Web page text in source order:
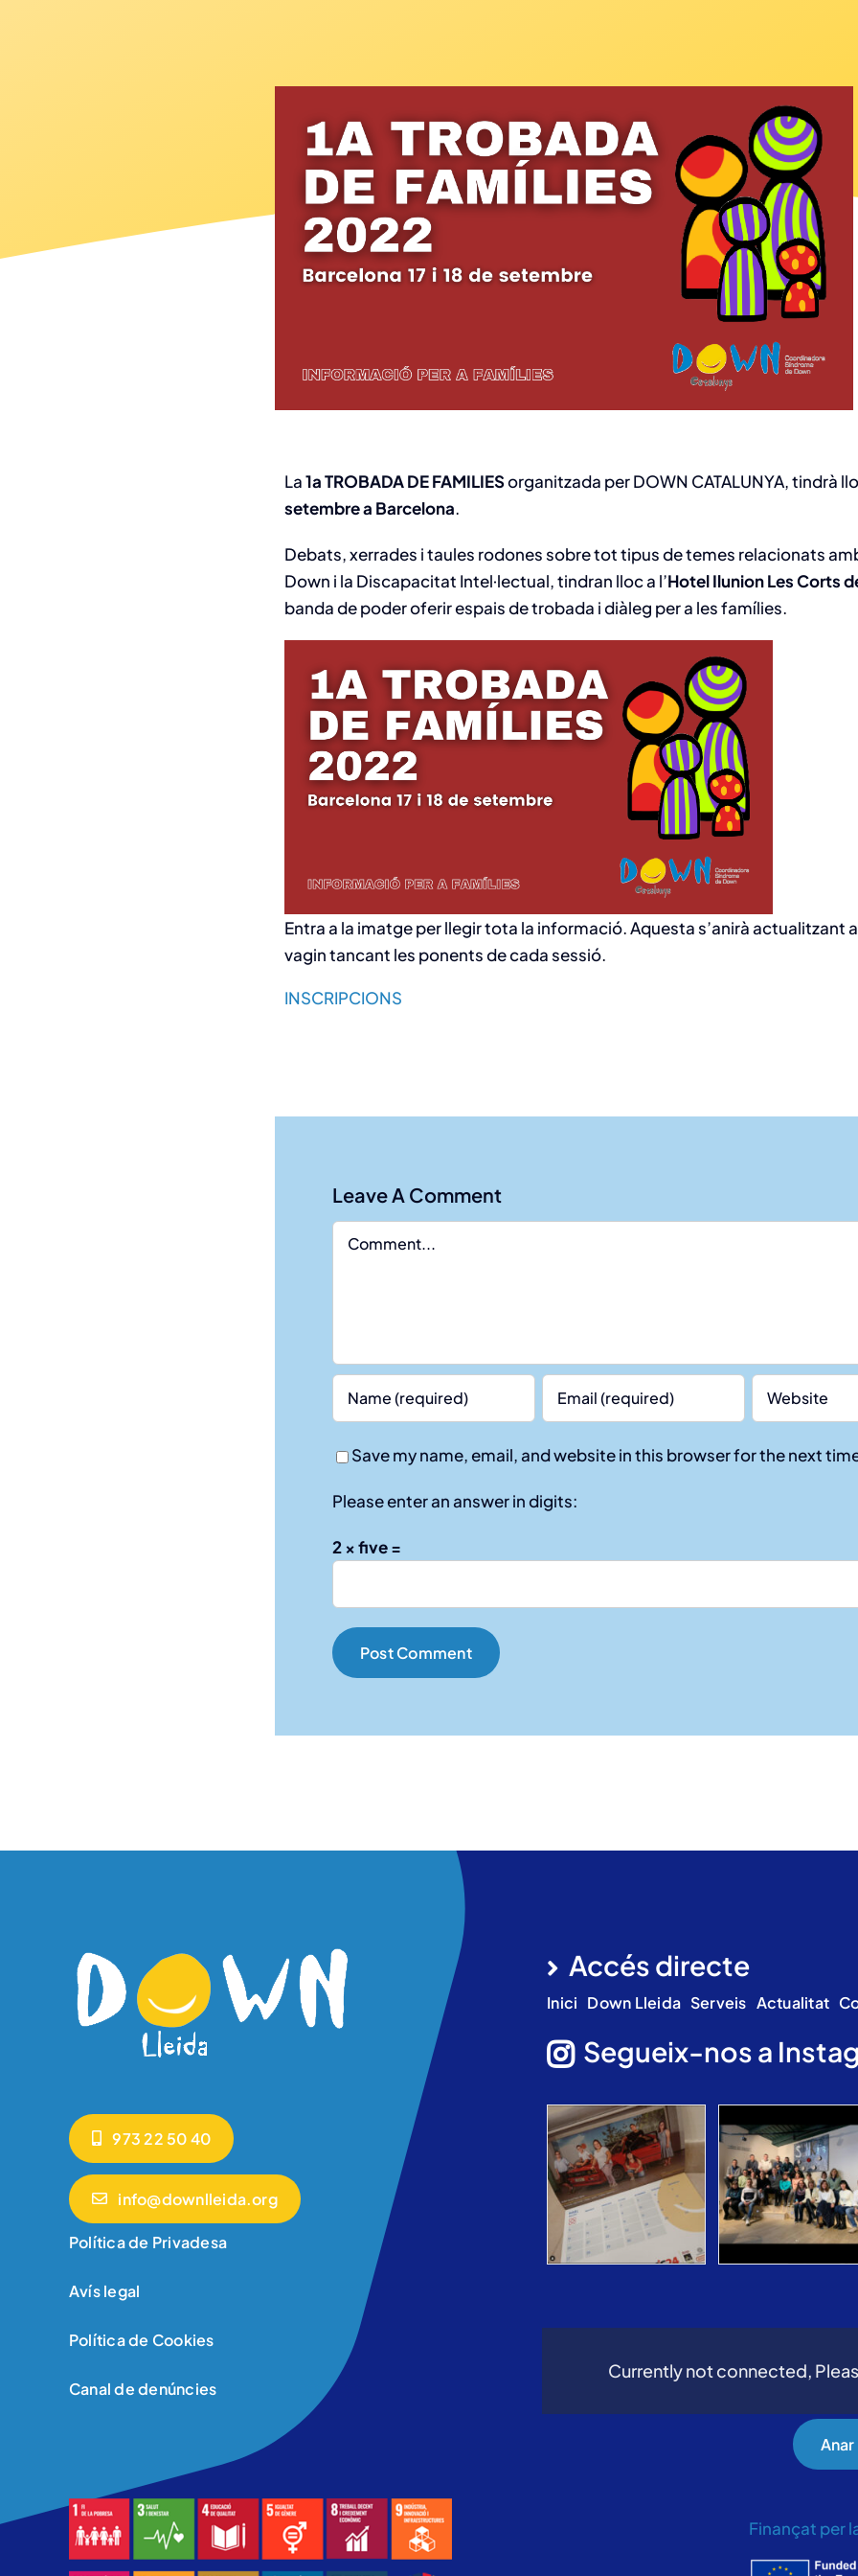
La1a TROBADA DE FAMILIESorganitzada per DOWN CATALUNYA, tindrà
setembre a Barcelona.
Debats, xerrades i taules rodones sobre tot tipus de temes relacionats
Down i la Discapacitat Intel·lectual, tindran lloc a l’Hotel Ilunion Les Corts
banda de poder oferir espais de trobada i diàleg per a les famílies.
Entra a la imatge per llegir tota la informació. Aquesta s’anirà actualitzant
vagin tancant les ponents de cada sessió.
INSCRIPCIONS
Leave A Comment
Comment
Save my name, email, and website in this browser for the next
Please enter an answer in digits:
2 × five =
973 22 50 40
info@downlleida.org
Política de Privadesa
Avís legal
Política de Cookies
Canal de denúncies
Accés directe
Inici Down Lleida Serveis Actualitat
Segueix-nos a
Currently not connected,
Finançat per